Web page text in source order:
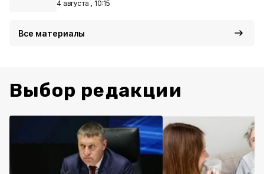
4 августа , 10:15
Все материалы
Выбор редакции